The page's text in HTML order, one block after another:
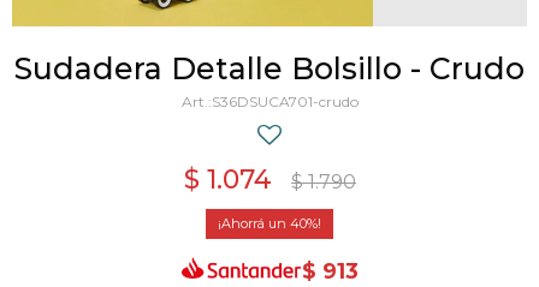
Sudadera Detalle Bolsillo - Crudo
S36DSUCA701-crudo
$ 1.074 $ 1.790
40
$ 913